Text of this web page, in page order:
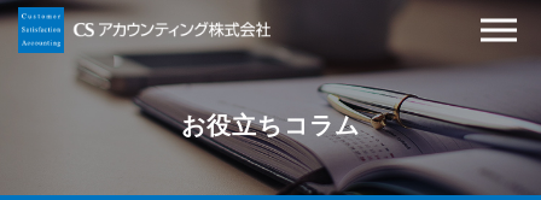
お役立ちコラム